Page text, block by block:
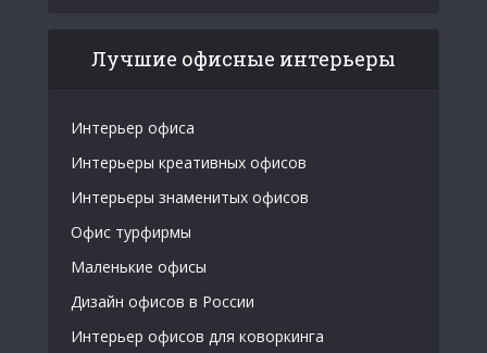
Лучшие офисные интерьеры
Интерьер офиса
Интерьеры креативных офисов
Интерьеры знаменитых офисов
Офис турфирмы
Маленькие офисы
Дизайн офисов в России
Интерьер офисов для коворкинга